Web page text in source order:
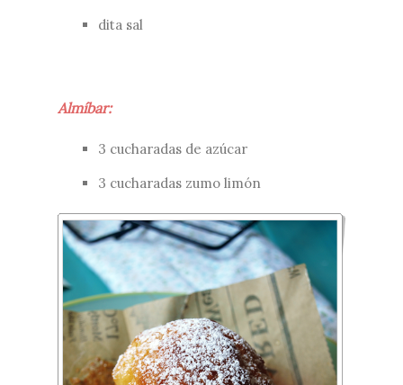
dita sal
Almíbar:
3 cucharadas de azúcar
3 cucharadas zumo limón